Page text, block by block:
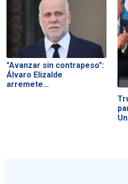
"Avanzar sin contrapeso":
Álvaro Elizalde
arremete…